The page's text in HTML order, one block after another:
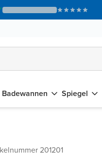
Badewannen Spiegel
201201